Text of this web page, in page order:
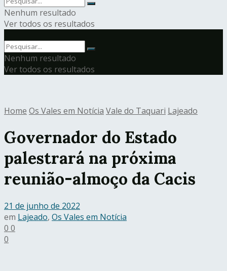
Nenhum resultado
Ver todos os resultados
Nenhum resultado
Ver todos os resultados
Home Os Vales em Notícia Vale do Taquari Lajeado
Governador do Estado
palestrará na próxima
reunião-almoço da Cacis
21 de junho de 2022
em Lajeado, Os Vales em Notícia
0 0
0